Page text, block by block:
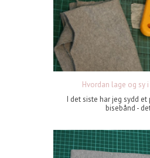
Hvordan lage og sy
I det siste har jeg sydd et
bisebånd -